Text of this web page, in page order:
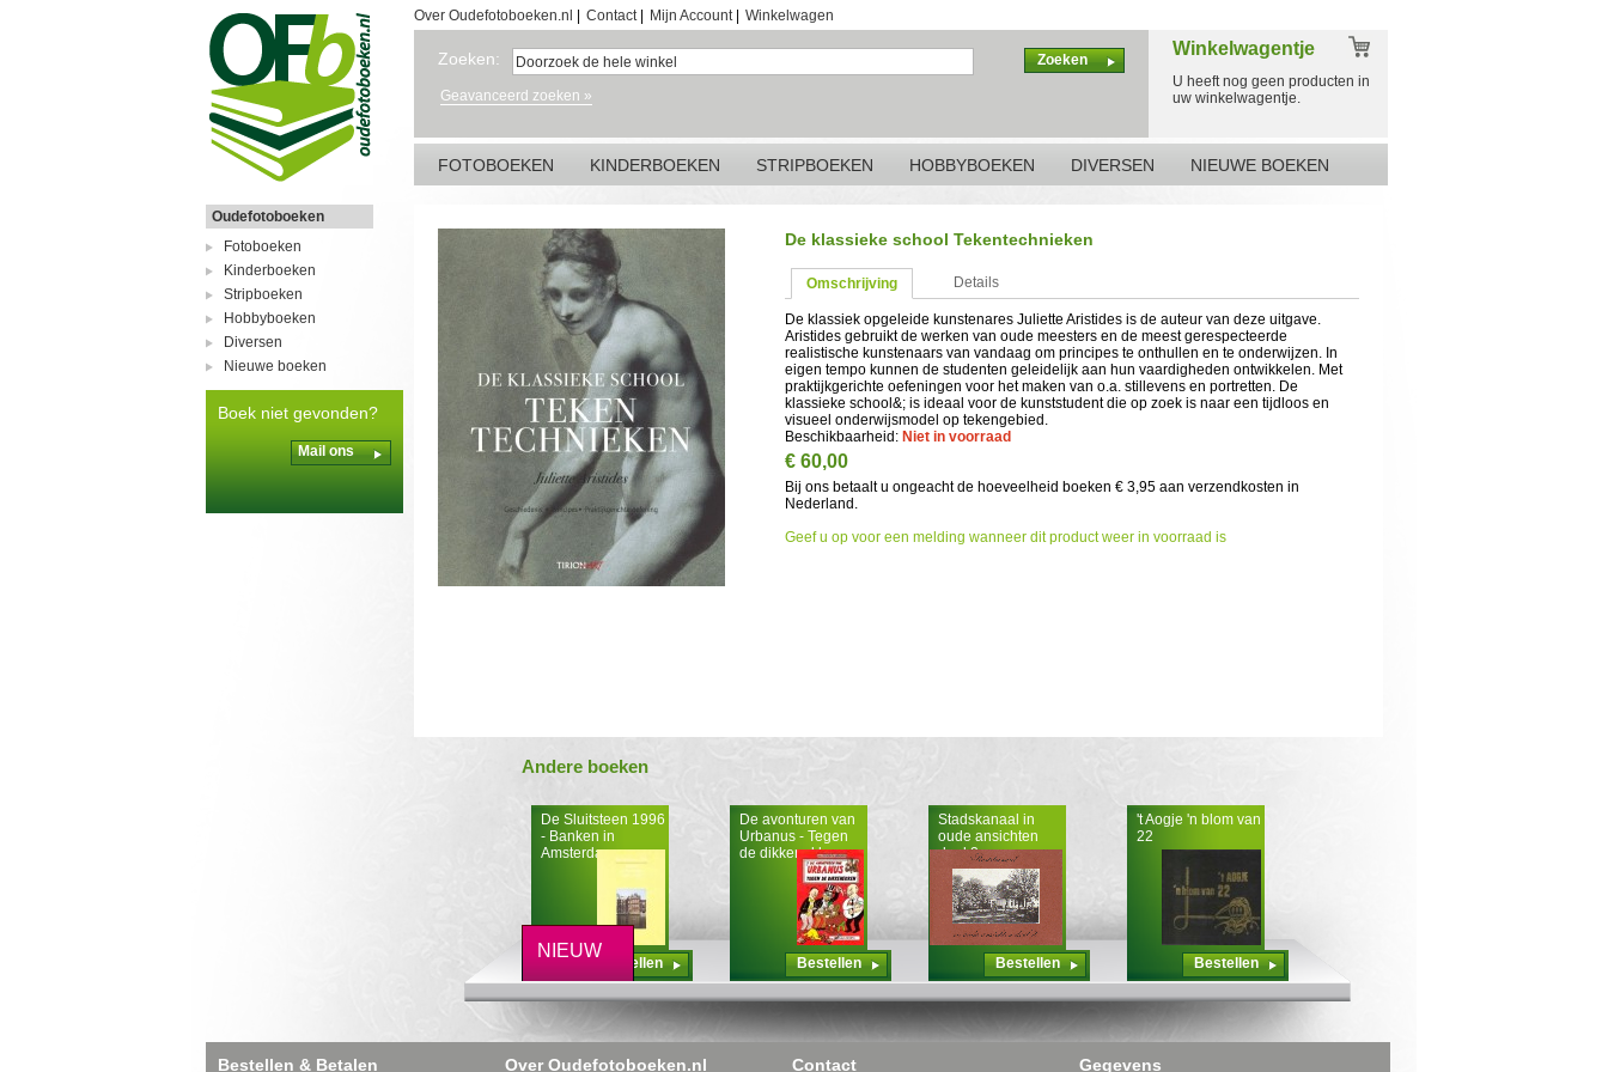
Over Oudefotoboeken.nl Contact| Mijn Account| Winkelwagen
Zoeken: Zoeken
Geavanceerd zoeken »
Winkelwagentje
U heeft nog geen producten in
uw winkelwagentje.
FOTOBOEKEN KINDERBOEKEN STRIPBOEKEN HOBBYBOEKEN DIVERSEN NIEUWE BOEKEN
Oudefotoboeken
Fotoboeken
Kinderboeken
Stripboeken
Hobbyboeken
Diversen
Nieuwe boeken
Boek niet gevonden?
Mail ons
De klassieke school Tekentechnieken
Omschrijving Details
De klassiek opgeleide kunstenares Juliette Aristides is de auteur van deze uitgave.
Aristides gebruikt de werken van oude meesters en de meest gerespecteerde
realistische kunstenaars van vandaag om principes te onthullen en te onderwijzen. In
eigen tempo kunnen de studenten geleidelijk aan hun vaardigheden ontwikkelen. Met
praktijkgerichte oefeningen voor het maken van o.a. stillevens en portretten. De
klassieke school&; is ideaal voor de kunststudent die op zoek is naar een tijdloos en
visueel onderwijsmodel op tekengebied.
Beschikbaarheid: Niet in voorraad
€ 60,00
Bij ons betaalt u ongeacht de hoeveelheid boeken € 3,95 aan verzendkosten in
Nederland.
Geef u op voor een melding wanneer dit product weer in voorraad is
Andere boeken
De Sluitsteen 1996
- Banken in
Amsterdam
Bestellen
NIEUW
De avonturen van
Urbanus - Tegen
de dikkenekken
Bestellen
Stadskanaal in
oude ansichten
deel 2
Bestellen
't Aogje 'n blom van
22
Bestellen
Bestellen & Betalen Over Oudefotoboeken.nl Contact Gegevens